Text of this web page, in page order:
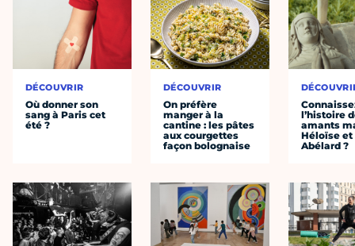
DÉCOUVRIR
Où donner son
sang à Paris cet
été ?
DÉCOUVRIR
On préfère
manger à la
cantine : les pâtes
aux courgettes
façon bolognaise
l’histoire
amants
Héloïse et
Abélard ?